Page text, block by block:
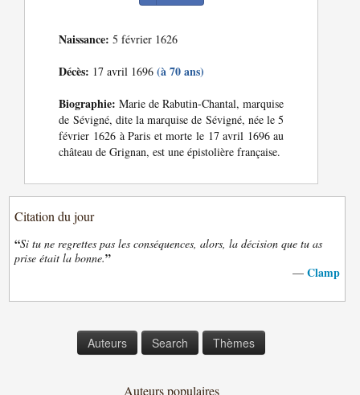
Naissance: 5 février 1626
Décès: 17 avril 1696(à 70 ans)
Biographie: Marie de Rabutin-Chantal, marquise
de Sévigné, dite la marquise de Sévigné, née le 5
février 1626 à Paris et morte le 17 avril 1696 au
château de Grignan, est une épistolière française.
Citation du jour
“Si tu ne regrettes pas les conséquences, alors, la décision que tu as
prise était la bonne.”
— Clamp
Auteurs Search Thèmes
Auteurs populaires